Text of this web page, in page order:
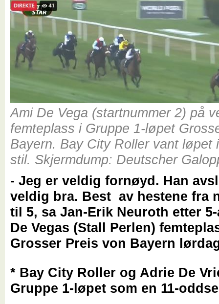
Ami De Vega (startnummer 2) på
femteplass i Gruppe 1-løpet
Bayern. Bay City Roller vant løpet
stil. Skjermdump: Deutscher
- Jeg er veldig fornøyd. Han
veldig bra. Best av hestene fra
til 5, sa Jan-Erik Neuroth etter
De Vegas (Stall Perlen)
Grosser Preis von Bayern
* Bay City Roller og Adrie De
Gruppe 1-løpet som en 11-